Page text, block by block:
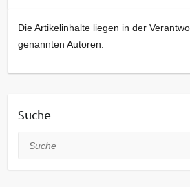
Die Artikelinhalte liegen in der
genannten Autoren.
Suche
Suche